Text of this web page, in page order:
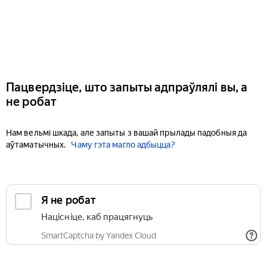
Пацвердзіце, што запыты адпраўлялі вы, а
не робат
Нам вельмі шкада, але запыты з вашай прылады падобныя да
аўтаматычных.
Чаму гэта магло адбыцца?
Я не робат
Націсніце, каб працягнуць
SmartCaptcha by Yandex Cloud